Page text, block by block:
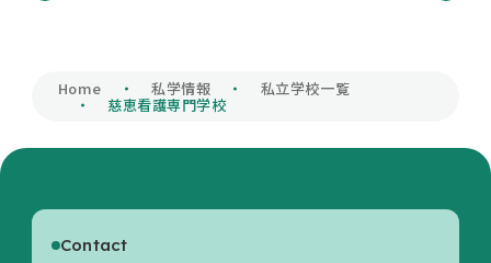
Home 私学情報 私立学校一覧
慈恵看護専門学校
Contact